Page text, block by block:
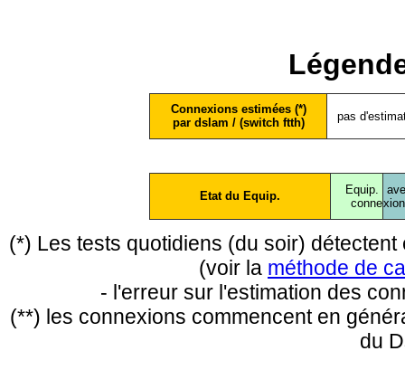
Connexions estimées (*)
par dslam / (switch ftth)
pas
Etat du Equip.
Equip.
conne
(*) Les tests quotidiens (du soir)
(voir la méthode de
- l'erreur sur l'estimation des
(**) les connexions commencent en
du